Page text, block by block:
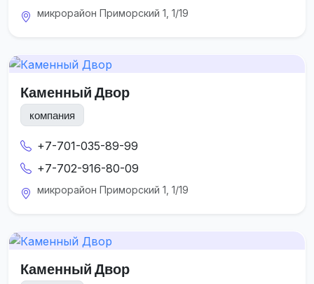
микрорайон Приморский 1, 1/19
Каменный Двор
компания
+7-701-035-89-99
+7-702-916-80-09
микрорайон Приморский 1, 1/19
Каменный Двор